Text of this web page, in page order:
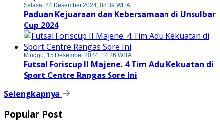
Selasa, 24 Desember 2024, 08:39 WITA
Paduan Kejuaraan dan Kebersamaan di Unsulbar
Cup 2024
Minggu, 15 Desember 2024, 14:26 WITA
Futsal Foriscup II Majene. 4 Tim Adu Kekuatan di
Sport Centre Rangas Sore Ini
Selengkapnya
Popular Post